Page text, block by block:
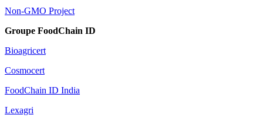
Non-GMO Project
Groupe FoodChain ID
Bioagricert
Cosmocert
FoodChain ID India
Lexagri